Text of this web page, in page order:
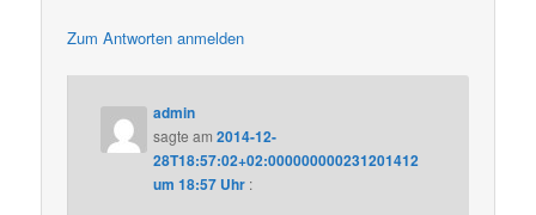
Zum Antworten anmelden
admin
sagte am2014-12-
28T18:57:02+02:000000000231201412
um 18:57 Uhr :